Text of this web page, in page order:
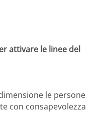
attivare le linee del
le persone
con consapevolezza